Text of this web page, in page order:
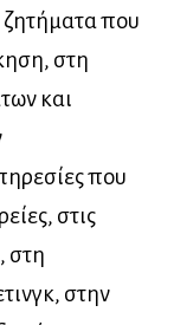
ζητήματα που
στη
και
που
στις
στη
στην